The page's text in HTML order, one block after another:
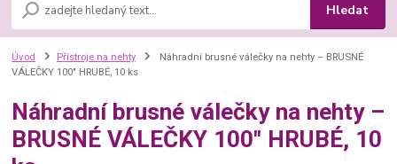
Hledat
Úvod Přístroje na nehty
Náhradní brusné válečky na nehty – BRUSNÉ
VÁLEČKY 100" HRUBÉ, 10 ks
Náhradní brusné válečky na nehty –
BRUSNÉ VÁLEČKY 100" HRUBÉ, 10